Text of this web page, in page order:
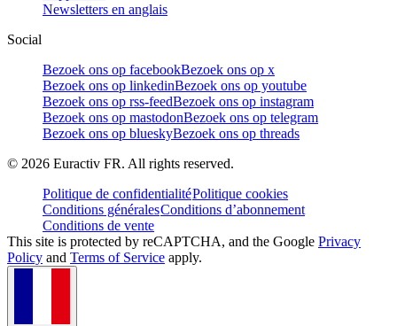
Newsletters en anglais
Social
Bezoek ons op facebookBezoek ons op x
Bezoek ons op linkedinBezoek ons op youtube
Bezoek ons op rss-feedBezoek ons op instagram
Bezoek ons op mastodonBezoek ons op telegram
Bezoek ons op blueskyBezoek ons op threads
© 2026 Euractiv FR. All rights reserved.
Politique de confidentialitéPolitique cookies
Conditions généralesConditions d’abonnement
Conditions de vente
This site is protected by reCAPTCHA, and the Google Privacy
Policy and Terms of Service apply.